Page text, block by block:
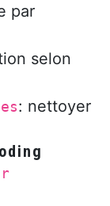
par
selon
: nettoyer